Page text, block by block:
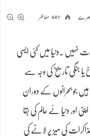
447 مناظر
نہیں ۔دنیا میں کئی ایسی
جنگی تاریخ کی وجہ سے
ہیں جو بحرانوں کے دوران
اور دنیا ئے عالم کی بقا
کی میز پر لانے کی